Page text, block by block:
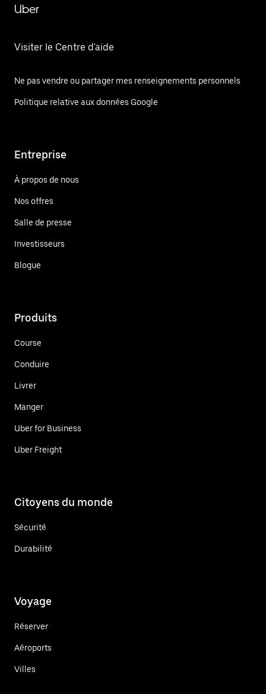
Uber
Visiter le Centre d'aide
Ne pas vendre ou partager mes renseignements personnels
Politique relative aux données Google
Entreprise
À propos de nous
Nos offres
Salle de presse
Investisseurs
Blogue
Produits
Course
Conduire
Livrer
Manger
Uber for Business
Uber Freight
Citoyens du monde
Sécurité
Durabilité
Voyage
Réserver
Aéroports
Villes